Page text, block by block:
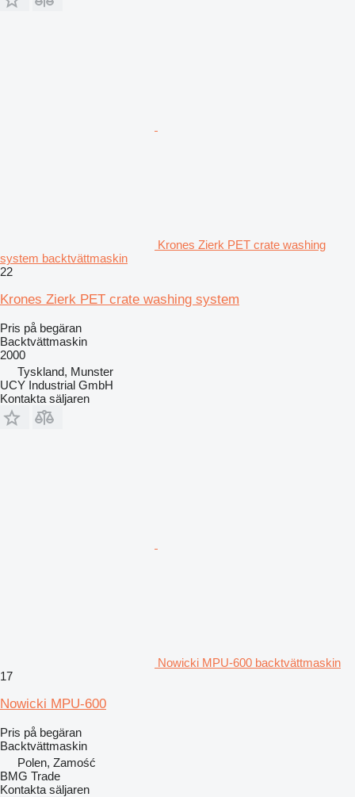
Krones Zierk PET crate washing
system backtvättmaskin
22
Krones Zierk PET crate washing system
Pris på begäran
Backtvättmaskin
2000
Tyskland, Munster
UCY Industrial GmbH
Kontakta säljaren
Nowicki MPU-600 backtvättmaskin
17
Nowicki MPU-600
Pris på begäran
Backtvättmaskin
Polen, Zamość
BMG Trade
Kontakta säljaren